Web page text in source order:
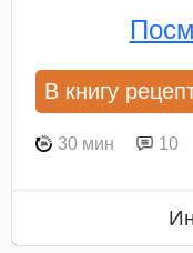
В книгу
30 мин 10